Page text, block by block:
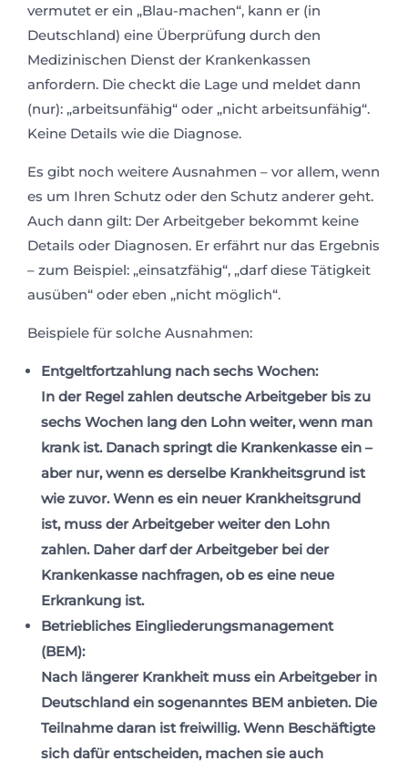
vermutet er ein „Blau-machen“, kann er (in
Deutschland) eine Überprüfung durch den
Medizinischen Dienst der Krankenkassen
anfordern. Die checkt die Lage und meldet dann
(nur): „arbeitsunfähig“ oder „nicht arbeitsunfähig“.
Keine Details wie die Diagnose.
Es gibt noch weitere Ausnahmen – vor allem, wenn
es um Ihren Schutz oder den Schutz anderer geht.
Auch dann gilt: Der Arbeitgeber bekommt keine
Details oder Diagnosen. Er erfährt nur das Ergebnis
– zum Beispiel: „einsatzfähig“, „darf diese Tätigkeit
ausüben“ oder eben „nicht möglich“.
Beispiele für solche Ausnahmen:
Entgeltfortzahlung nach sechs Wochen:
In der Regel zahlen deutsche Arbeitgeber bis zu
sechs Wochen lang den Lohn weiter, wenn man
krank ist. Danach springt die Krankenkasse ein –
aber nur, wenn es derselbe Krankheitsgrund ist
wie zuvor. Wenn es ein neuer Krankheitsgrund
ist, muss der Arbeitgeber weiter den Lohn
zahlen. Daher darf der Arbeitgeber bei der
Krankenkasse nachfragen, ob es eine neue
Erkrankung ist.
Betriebliches Eingliederungsmanagement
(BEM):
Nach längerer Krankheit muss ein Arbeitgeber in
Deutschland ein sogenanntes BEM anbieten. Die
Teilnahme daran ist freiwillig. Wenn Beschäftigte
sich dafür entscheiden, machen sie auch